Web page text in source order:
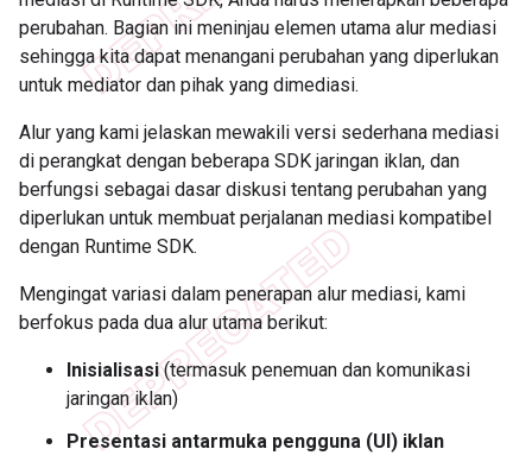
perubahan. Bagian ini meninjau elemen utama alur mediasi
sehingga kita dapat menangani perubahan yang diperlukan
untuk mediator dan pihak yang dimediasi.
Alur yang kami jelaskan mewakili versi sederhana mediasi
di perangkat dengan beberapa SDK jaringan iklan, dan
berfungsi sebagai dasar diskusi tentang perubahan yang
diperlukan untuk membuat perjalanan mediasi kompatibel
dengan Runtime SDK.
Mengingat variasi dalam penerapan alur mediasi, kami
berfokus pada dua alur utama berikut:
Inisialisasi(termasuk penemuan dan komunikasi
jaringan iklan)
Presentasi antarmuka pengguna (UI) iklan